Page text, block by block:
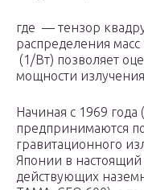
где — тензор
распределения
(1/Вт) позволяет
мощности
Начиная с 1969
предпринимаются
гравитационного
Японии в настоящий
действующих